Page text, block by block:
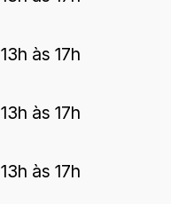
13h às 17h
13h às 17h
13h às 17h